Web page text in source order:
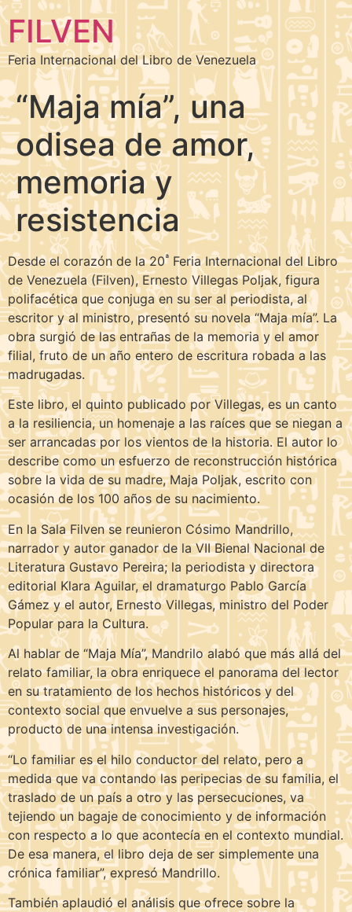
FILVEN
Feria Internacional del Libro de Venezuela
“Maja mía”, una
odisea de amor,
memoria y
resistencia
Desde el corazón de la 20ª Feria Internacional del Libro
de Venezuela (Filven), Ernesto Villegas Poljak, figura
polifacética que conjuga en su ser al periodista, al
escritor y al ministro, presentó su novela “Maja mía”. La
obra surgió de las entrañas de la memoria y el amor
filial, fruto de un año entero de escritura robada a las
madrugadas.
Este libro, el quinto publicado por Villegas, es un canto
a la resiliencia, un homenaje a las raíces que se niegan a
ser arrancadas por los vientos de la historia. El autor lo
describe como un esfuerzo de reconstrucción histórica
sobre la vida de su madre, Maja Poljak, escrito con
ocasión de los 100 años de su nacimiento.
En la Sala Filven se reunieron Cósimo Mandrillo,
narrador y autor ganador de la VII Bienal Nacional de
Literatura Gustavo Pereira; la periodista y directora
editorial Klara Aguilar, el dramaturgo Pablo García
Gámez y el autor, Ernesto Villegas, ministro del Poder
Popular para la Cultura.
Al hablar de “Maja Mía”, Mandrilo alabó que más allá del
relato familiar, la obra enriquece el panorama del lector
en su tratamiento de los hechos históricos y del
contexto social que envuelve a sus personajes,
producto de una intensa investigación.
“Lo familiar es el hilo conductor del relato, pero a
medida que va contando las peripecias de su familia, el
traslado de un país a otro y las persecuciones, va
tejiendo un bagaje de conocimiento y de información
con respecto a lo que acontecía en el contexto mundial.
De esa manera, el libro deja de ser simplemente una
crónica familiar”, expresó Mandrillo.
También aplaudió el análisis que ofrece sobre la